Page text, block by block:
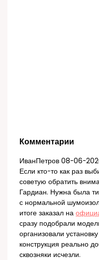
Комментарии
ИванПетров 08-06-
Если кто-то как раз
советую обратить
Гардиан. Нужна была
с нормальной
итоге заказал на
сразу подобрали
организовали
конструкция реально
сквозняки исчезли.